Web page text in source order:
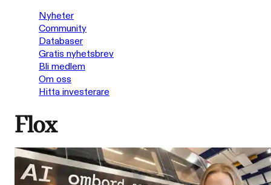
Nyheter
Community
Databaser
Gratis nyhetsbrev
Bli medlem
Om oss
Hitta investerare
Flox